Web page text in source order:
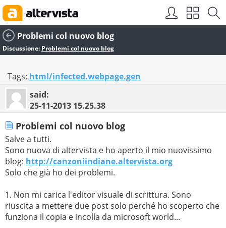
Problemi col nuovo blog
Discussione: Problemi col nuovo blog
Tags: html/infected.webpage.gen
said:
25-11-2013 15.25.38
Problemi col nuovo blog
Salve a tutti.
Sono nuova di altervista e ho aperto il mio nuovissimo
blog: http://canzoniindiane.altervista.org
Solo che già ho dei problemi.
1. Non mi carica l'editor visuale di scrittura. Sono
riuscita a mettere due post solo perché ho scoperto che
funziona il copia e incolla da microsoft world...